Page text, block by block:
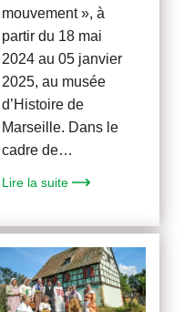
mouvement », à
partir du 18 mai
2024 au 05 janvier
2025, au musée
d’Histoire de
Marseille. Dans le
cadre de…
Lire la suite